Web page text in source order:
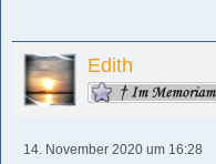
Edith
14. November 2020 um 16:28